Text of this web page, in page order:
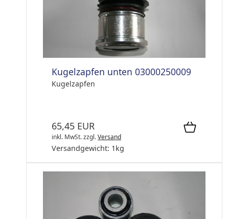
Kugelzapfen unten 03000250009
Kugelzapfen
65,45 EUR
inkl. MwSt.zzgl.Versand
Versandgewicht: 1 kg